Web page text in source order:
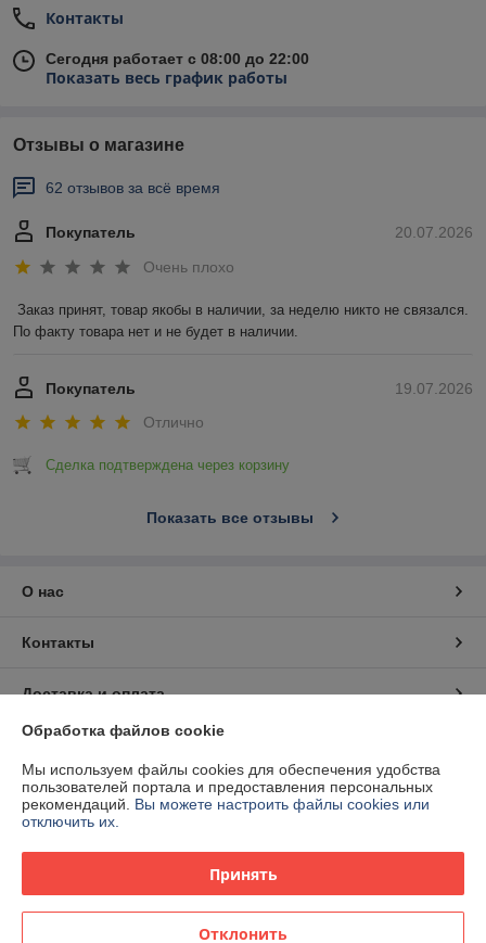
Контакты
Сегодня работает с 08:00 до 22:00
Показать весь график работы
Отзывы о магазине
62 отзывов за всё время
20.07.2026
Покупатель
Очень плохо
Заказ принят, товар якобы в наличии, за неделю никто не связался.
По факту товара нет и не будет в наличии.
19.07.2026
Покупатель
Отлично
Сделка подтверждена через корзину
Показать все отзывы
О нас
Контакты
Доставка и оплата
График работы
Полная версия сайта
Сайт создан на платформе Deal.by
Обработка файлов cookie
Мы используем файлы cookies для обеспечения удобства
пользователей портала и предоставления персональных
рекомендаций. Вы можете настроить файлы cookies или
отключить их.
Принять
Отклонить